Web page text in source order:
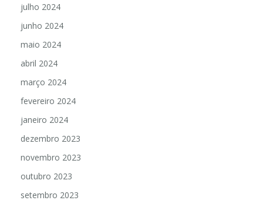
julho 2024
junho 2024
maio 2024
abril 2024
março 2024
fevereiro 2024
janeiro 2024
dezembro 2023
novembro 2023
outubro 2023
setembro 2023